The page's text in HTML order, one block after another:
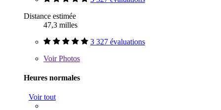
Distance estimée
47,3 milles
3 327 évaluations
VoirPhotos
Heures normales
Voir tout